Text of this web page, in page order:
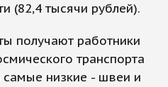
(82,4 тысячи рублей).
получают работники
транспорта
самые низкие - швеи и